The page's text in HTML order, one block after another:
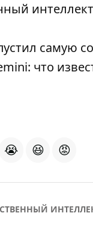
самую
что
😭 😆 😡